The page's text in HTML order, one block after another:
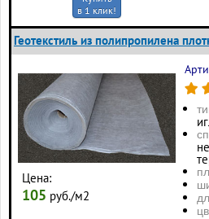
в 1 клик!
Геотекстиль из полипропилена
Цена:
105 руб./м2